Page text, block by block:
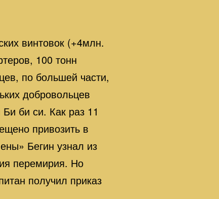
винтовок (+4млн.
100 тонн
по большей части,
добровольцев
би си. Как раз 11
привозить в
Бегин узнал из
перемирия. Но
получил приказ